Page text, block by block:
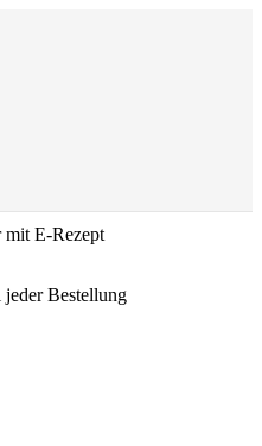
mit E-Rezept
jeder Bestellung